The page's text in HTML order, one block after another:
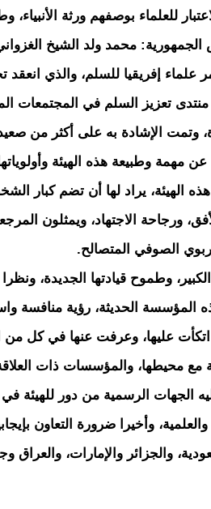
للعلماء بوصفهم ورثة
محمد ولد الشيخ
علماء إفريقيا للسلم، والذي
مع منتدى تعزيز السلم في
وتمت الإشادة به على أكثر من
مهمة وطبيعة هذه الهيئة
يراد لها أن تضم كبار
ورجاحة الاجتهاد، ويمثلون
الصوفي المتصالح.
وطموح قيادتها الجديدة،
الحديثة، رؤية منافسة
عليها، وعرفت عنها في كل من
مع محيطها، والمؤسسات ذات
الجهات الرسمية من دور للهيئة في
وأخيرا ضرورة التعاون
والجزائر والإمارات، والعراق